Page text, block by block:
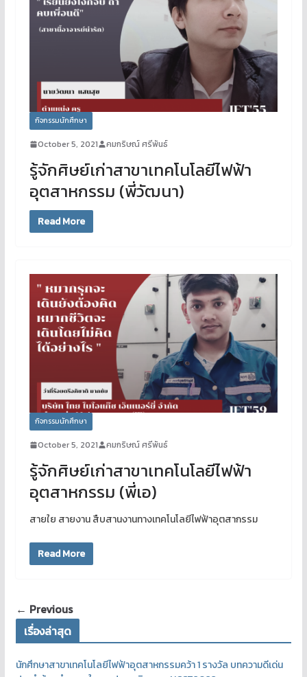
กิจกรรมนักศึกษา
October 5, 2021 คมกริษณ์ ศรีพันธ์
รู้จักศิษย์เก่าสาขาเทคโนโลยีไฟฟ้า
อุตสาหกรรม (พี่วัฒนา)
Read More
กิจกรรมนักศึกษา
October 5, 2021 คมกริษณ์ ศรีพันธ์
รู้จักศิษย์เก่าสาขาเทคโนโลยีไฟฟ้า
อุตสาหกรรม (พี่เอ)
สายใย สายงาน สืบสานงานทางเทคโนโลยีไฟฟ้าอุตสากรรม
Read More
← Previous
เรื่องล่าสุด
นักศึกษาสาขาเทคโนโลยีไฟฟ้าอุตสาหกรรมคว้า 1 รางวัล บทความดีเด่น